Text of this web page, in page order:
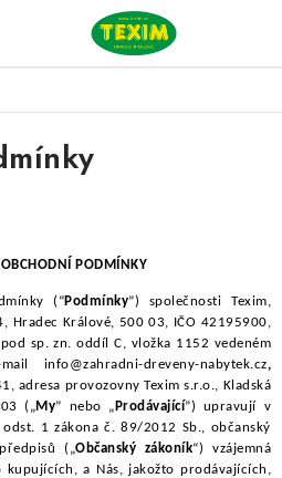
OBCHODNÍ PODMÍNKY
(“Podmínky”) společnosti Texim,
Hradec Králové, 500 03, IČO 42195900,
sp. zn. oddíl C, vložka 1152 vedeném
mail info@zahradni-dreveny-nabytek.cz,
adresa provozovnyTexim s.r.o., Kladská
(„My” nebo „ Prodávající”) upravují v
1 zákona č. 89/2012 Sb., občanský
(„Občanský zákoník“) vzájemná
a Nás, jakožto prodávajících,